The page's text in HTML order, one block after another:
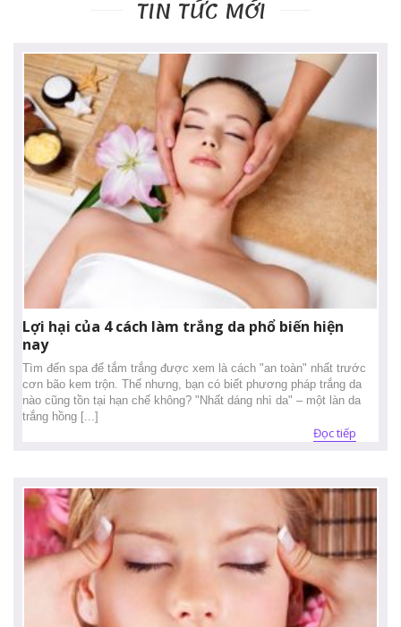
TIN TỨC MỚI
Lợi hại của 4 cách làm trắng da phổ biến hiện
nay
Tìm đến spa để tắm trắng được xem là cách "an toàn" nhất trước
cơn bão kem trộn. Thế nhưng, bạn có biết phương pháp trắng da
nào cũng tồn tại hạn chế không? "Nhất dáng nhì da" – một làn da
trắng hồng [...]
Đọc tiếp